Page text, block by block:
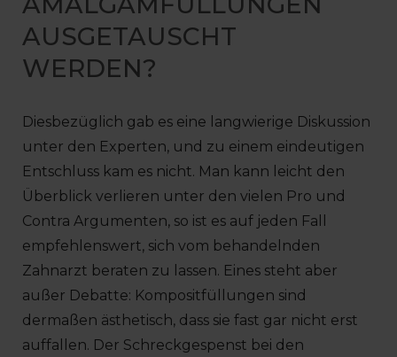
AUSGETAUSCHT
WERDEN?
Diesbezüglich gab es eine langwierige Diskussion
unter den Experten, und zu einem eindeutigen
Entschluss kam es nicht. Man kann leicht den
Überblick verlieren unter den vielen Pro und
Contra Argumenten, so ist es auf jeden Fall
empfehlenswert, sich vom behandelnden
Zahnarzt beraten zu lassen. Eines steht aber
außer Debatte: Kompositfüllungen sind
dermaßen ästhetisch, dass sie fast gar nicht erst
auffallen. Der Schreckgespenst bei den